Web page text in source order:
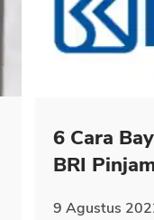
6 Cara
BRI
9 Agustus
OK